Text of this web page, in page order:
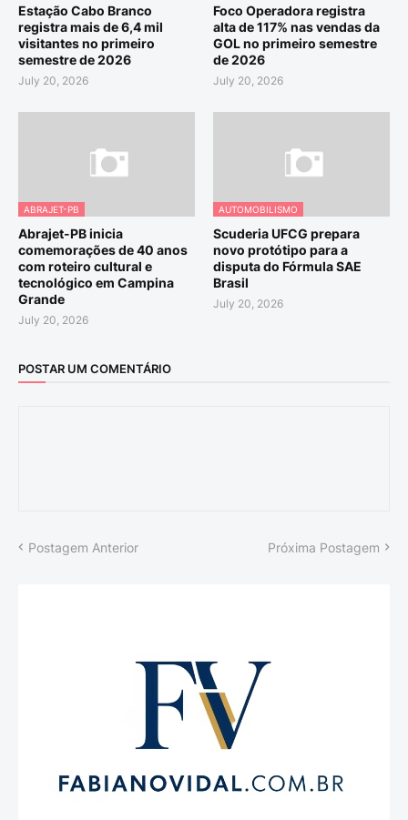
Estação Cabo Branco
registra mais de 6,4 mil
visitantes no primeiro
semestre de 2026
July 20, 2026
Foco Operadora registra
alta de 117% nas vendas da
GOL no primeiro semestre
de 2026
July 20, 2026
ABRAJET-PB
Abrajet-PB inicia
comemorações de 40 anos
com roteiro cultural e
tecnológico em Campina
Grande
July 20, 2026
AUTOMOBILISMO
Scuderia UFCG prepara
novo protótipo para a
disputa do Fórmula SAE
Brasil
July 20, 2026
POSTAR UM COMENTÁRIO
Postagem Anterior Próxima Postagem